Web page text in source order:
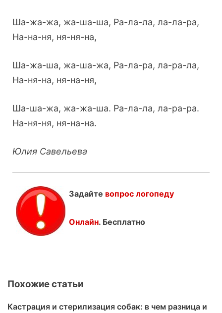
Ша-жа-жа, жа-ша-ша, Ра-ла-ла, ла-ла-ра,
На-на-ня, ня-ня-на,
Ша-жа-ша, жа-ша-жа, Ра-ла-ра, ла-ра-ла,
На-ня-на, ня-на-ня,
Ша-ша-жа, жа-жа-ша. Ра-ла-ла, ла-ра-ра.
На-ня-ня, ня-на-на.
Юлия Савельева
Задайте вопрос логопеду
Онлайн. Бесплатно
Похожие статьи
Кастрация и стерилизация собак: в чем разница и